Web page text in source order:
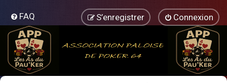
FAQ Connexion
S’enregistrer